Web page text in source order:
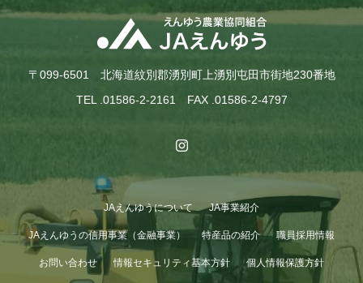
〒099-6501 北海道紋別郡湧別町上湧別屯田市街地230番地
TEL .01586-2-2161 FAX .01586-2-4797
JAえんゆうについて JA事業紹介
JAえんゆうの信用事業（金融事業） 特産品の紹介 職員採用情報
お問い合わせ 情報セキュリティ基本方針 個人情報保護方針